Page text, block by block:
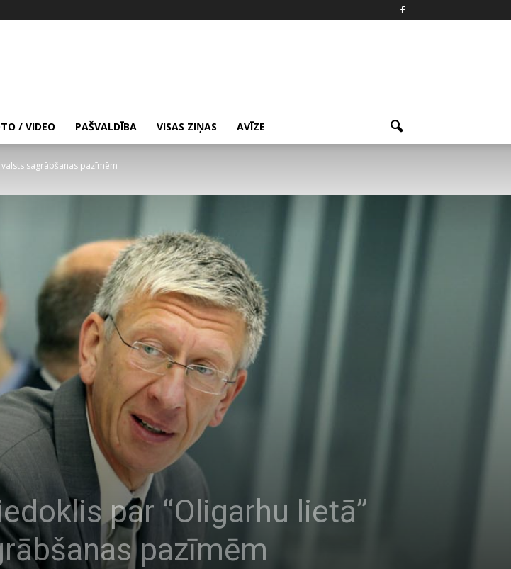
/ VIDEO PAŠVALDĪBA VISAS ZIŅAS AVĪZE
sagrābšanas pazīmēm
par “Oligarhu lietā”
pazīmēm